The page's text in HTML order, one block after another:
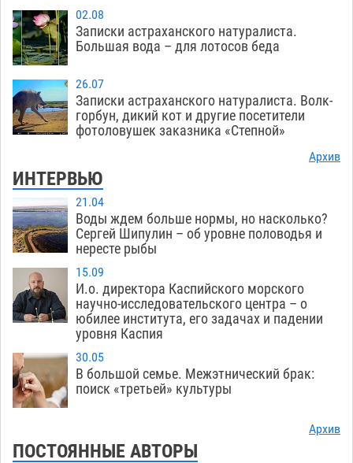
02.08
Записки астраханского натуралиста.
Большая вода – для лотосов беда
26.07
Записки астраханского натуралиста. Волк-
горбун, дикий кот и другие посетители
фотоловушек заказника «Степной»
Архив
ИНТЕРВЬЮ
21.04
Воды ждем больше нормы, но насколько?
Сергей Шипулин – об уровне половодья и
нересте рыбы
15.09
И.о. директора Каспийского морского
научно-исследовательского центра – о
юбилее института, его задачах и падении
уровня Каспия
30.05
В большой семье. Межэтнический брак:
поиск «третьей» культуры
Архив
ПОСТОЯННЫЕ АВТОРЫ